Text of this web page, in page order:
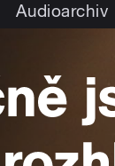
Audioarchiv